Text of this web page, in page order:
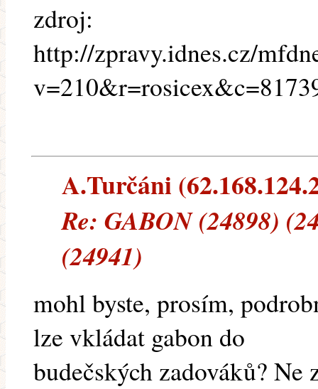
zdroj:
http://zpravy.idnes.cz/
A.Turčáni
Re: GABON (24898)
(24941)
mohl byste, prosím,
lze vkládat gabon do
budečských zadováků? Ne